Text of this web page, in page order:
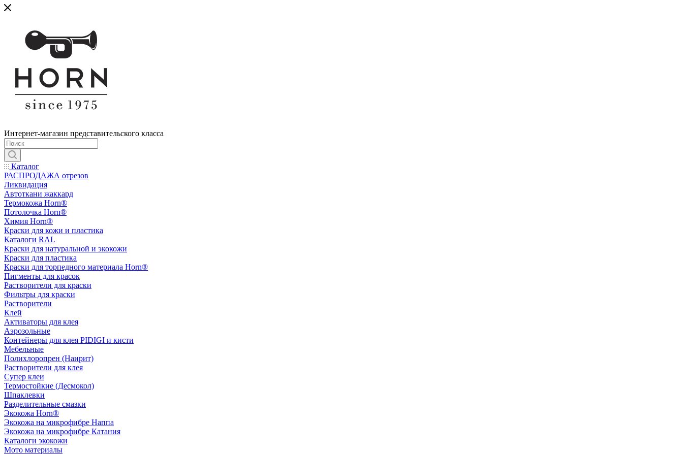
Интернет-магазин представительского класса
Каталог
РАСПРОДАЖА отрезов
Ликвидация
Автоткани жаккард
Термокожа Horn®
Потолочка Horn®
Химия Horn®
Краски для кожи и пластика
Каталоги RAL
Краски для натуральной и экокожи
Краски для пластика
Краски для торпедного материала Horn®
Пигменты для красок
Растворители для краски
Фильтры для краски
Растворители
Клей
Активаторы для клея
Аэрозольные
Контейнеры для клея PIDIGI и кисти
Мебельные
Полихлоропрен (Наирит)
Растворители для клея
Супер клеи
Термостойкие (Десмокол)
Шпаклевки
Разделительные смазки
Экокожа Horn®
Экокожа на микрофибре Наппа
Экокожа на микрофибре Катания
Каталоги экокожи
Мото материалы